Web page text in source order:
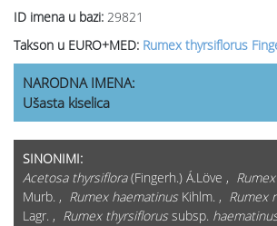
ID imena u bazi: 29821
Takson u EURO+MED: Rumex thyrsiflorus
NARODNA IMENA:
Ušasta kiselica
SINONIMI:
Acetosa thyrsiflora(Fingerh.) Á.Löve ,
Murb. , Rumex haematinus Kihlm. , Rumex
Lagr. , Rumex thyrsiflorus subsp.